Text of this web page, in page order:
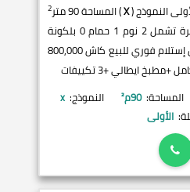
النموذج (X) المساحة 90 متر 2
بحري تطل على حديقة كبيرة تشمل 2 نوم 1 حمام 0 بلكونة
بالطابق الثاني تشطيب خاص إستلام فوري للبيع كاش 800,000
ايطالي +3 تكييفات
المساحة: 90م² النموذج: x
الأولى